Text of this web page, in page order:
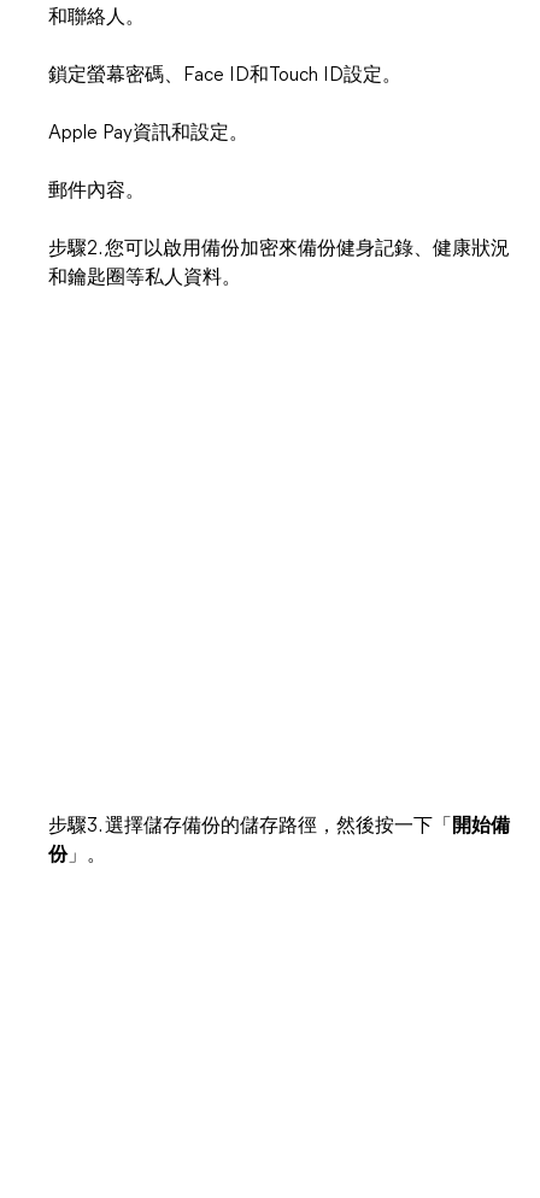
和聯絡人。
鎖定螢幕密碼、Face ID和Touch ID設定。
Apple Pay資訊和設定。
郵件內容。
步驟2. 您可以啟用備份加密來備份健身記錄、健康狀況
和鑰匙圈等私人資料。
步驟3. 選擇儲存備份的儲存路徑，然後按一下「 開始備
份」。